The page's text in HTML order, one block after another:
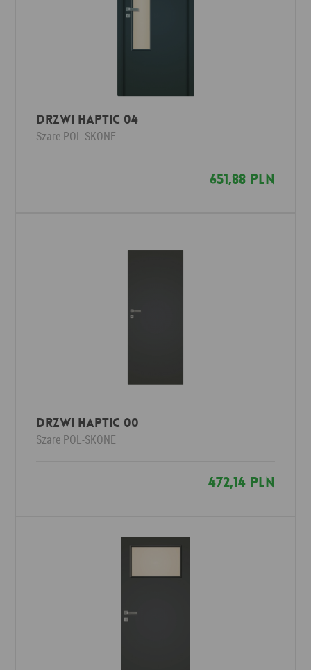
DRZWI HAPTIC 04
Szare POL-SKONE
651,88 PLN
DRZWI HAPTIC 00
Szare POL-SKONE
472,14 PLN